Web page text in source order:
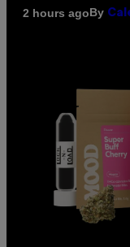
2 hours agoBy